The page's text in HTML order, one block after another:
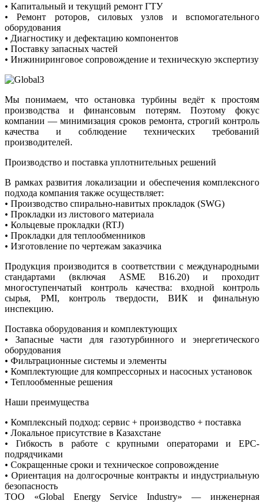
• Капитальный и текущий ремонт ГТУ
• Ремонт роторов, силовых узлов и вспомогательного
оборудования
• Диагностику и дефектацию компонентов
• Поставку запасных частей
• Инжиниринговое сопровождение и техническую экспертизу
Мы понимаем, что остановка турбины ведёт к простоям
производства и финансовым потерям. Поэтому фокус
компании — минимизация сроков ремонта, строгий контроль
качества и соблюдение технических требований
производителей.
Производство и поставка уплотнительных решений
В рамках развития локализации и обеспечения комплексного
подхода компания также осуществляет:
• Производство спирально-навитых прокладок (SWG)
• Прокладки из листового материала
• Кольцевые прокладки (RTJ)
• Прокладки для теплообменников
• Изготовление по чертежам заказчика
Продукция производится в соответствии с международными
стандартами (включая ASME B16.20) и проходит
многоступенчатый контроль качества: входной контроль
сырья, PMI, контроль твердости, ВИК и финальную
инспекцию.
Поставка оборудования и комплектующих
• Запасные части для газотурбинного и энергетического
оборудования
• Фильтрационные системы и элементы
• Комплектующие для компрессорных и насосных установок
• Теплообменные решения
Наши преимущества
• Комплексный подход: сервис + производство + поставка
• Локальное присутствие в Казахстане
• Гибкость в работе с крупными операторами и EPC-
подрядчиками
• Сокращенные сроки и техническое сопровождение
• Ориентация на долгосрочные контракты и индустриальную
безопасность
ТОО «Global Energy Service Industry» — инженерная